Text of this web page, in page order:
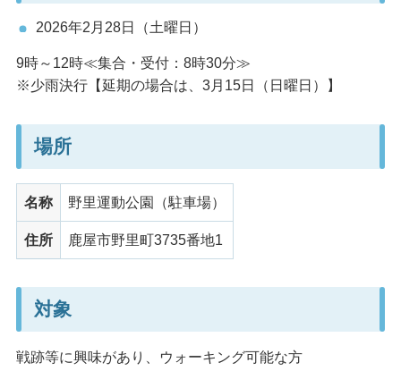
2026年2月28日（土曜日）
9時～12時≪集合・受付：8時30分≫
※少雨決行【延期の場合は、3月15日（日曜日）】
場所
名称 野里運動公園（駐車場）
住所 鹿屋市野里町3735番地1
対象
戦跡等に興味があり、ウォーキング可能な方